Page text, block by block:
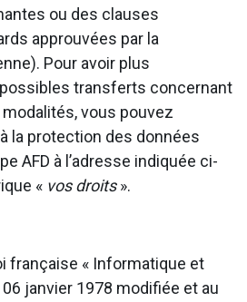
ou des clauses
approuvées par la
Pour avoir plus
transferts concernant
vous pouvez
la protection des données
AFD à l’adresse indiquée ci-
« vos droits».
française « Informatique et
janvier 1978 modifiée et au